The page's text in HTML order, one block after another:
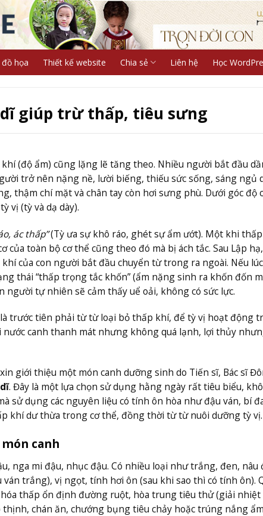
họa Thiết kế website Chia sẻ Liên hệ Học
giúp trừ thấp, tiêu sưng
(độ ẩm) cũng lặng lẽ tăng theo. Nhiều người bắt đầu
trở nên nặng nề, lười biếng, thiếu sức sống, sáng ngủ
thậm chí mặt và chân tay còn hơi sưng phù. Dưới góc độ
vị (tỳ và dạ dày).
ác thấp”(Tỳ ưa sự khô ráo, ghét sự ẩm ướt). Một khi
của toàn bộ cơ thể cũng theo đó mà bị ách tắc. Sau Lập
của con người bắt đầu chuyển từ trong ra ngoài. Nếu
thái “thấp trọng tắc khốn” (ẩm nặng sinh ra khốn đốn
tự nhiên sẽ cảm thấy uể oải, không có sức lực.
trước tiên phải từ từ loại bỏ thấp khí, để tỳ vị hoạt động
nước canh thanh mát nhưng không quá lạnh, lợi thủy
giới thiệu một món canh dưỡng sinh do Tiến sĩ, Bác sĩ
. Đây là một lựa chọn sử dụng hằng ngày rất tiêu biểu,
sử dụng các nguyên liệu có tính ôn hòa như đậu ván, bí
khí dư thừa trong cơ thể, đồng thời từ từ nuôi dưỡng tỳ vị.
canh
nga mi đậu, nhục đậu. Có nhiều loại như trắng, đen, nâu
ván trắng), vị ngọt, tính hơi ôn (sau khi sao thì có tính ôn).
thấp ổn định đường ruột, hòa trung tiêu thử (giải nhiệt
chán ăn, chướng bụng tiêu chảy hoặc trúng nắng